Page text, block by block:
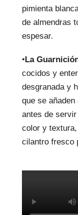
pimienta
de almendras
espesar.
•La
cocidos y
desgranada y
que se
antes de
color y
cilantro fresco